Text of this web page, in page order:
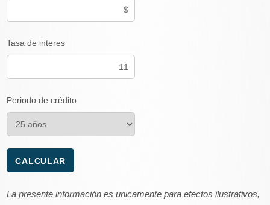
Tasa de interes
Periodo de crédito
La presente información es unicamente para efectos ilustrativos,